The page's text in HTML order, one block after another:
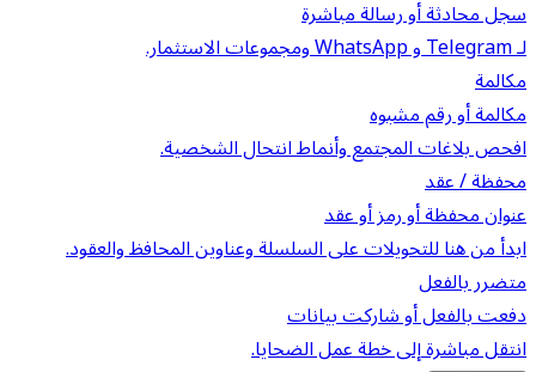
سجل محادثة أو رسالة مباشرة
لـ Telegram و WhatsApp ومجموعات الاستثمار.
مكالمة
مكالمة أو رقم مشبوه
افحص بلاغات المجتمع وأنماط انتحال الشخصية.
محفظة / عقد
عنوان محفظة أو رمز أو عقد
ابدأ من هنا للتحويلات على السلسلة وعناوين المحافظ والعقود.
متضرر بالفعل
دفعت بالفعل أو شاركت بيانات
انتقل مباشرة إلى خطة عمل الضحايا.